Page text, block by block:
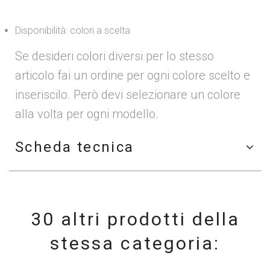
Disponibilità: colori a scelta
Se desideri colori diversi per lo stesso
articolo fai un ordine per ogni colore scelto e
inseriscilo. Però devi selezionare un colore
alla volta per ogni modello.
Scheda tecnica
30 altri prodotti della
stessa categoria: